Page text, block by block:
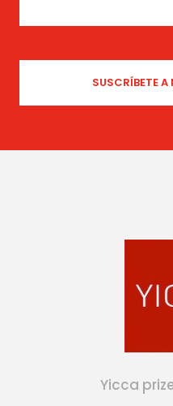
Yicca